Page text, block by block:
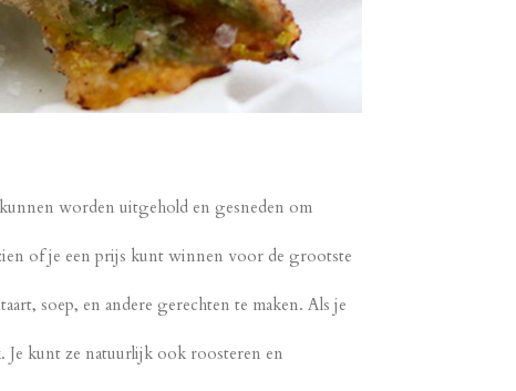
worden uitgehold en gesneden om
of je een prijs kunt winnen voor de grootste
soep, en andere gerechten te maken. Als je
Je kunt ze natuurlijk ook roosteren en